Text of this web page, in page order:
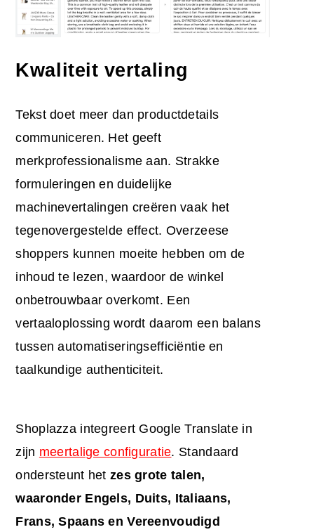
Kwaliteit vertaling
Tekst doet meer dan productdetails
communiceren. Het geeft
merkprofessionalisme aan. Strakke
formuleringen en duidelijke
machinevertalingen creëren vaak het
tegenovergestelde effect. Overzeese
shoppers kunnen moeite hebben om de
inhoud te lezen, waardoor de winkel
onbetrouwbaar overkomt. Een
vertaaloplossing wordt daarom een balans
tussen automatiseringsefficiëntie en
taalkundige authenticiteit.
Shoplazza integreert Google Translate in
zijn meertalige configuratie. Standaard
ondersteunt hetzes grote talen,
waaronder Engels, Duits, Italiaans,
Frans, Spaans en Vereenvoudigd